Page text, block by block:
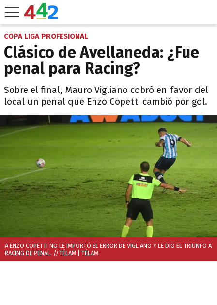
COPA LIGA PROFESIONAL
Clásico de Avellaneda: ¿Fue
penal para Racing?
Sobre el final, Mauro Vigliano cobró en favor del
local un penal que Enzo Copetti cambió por gol.
A ENZO COPETTI NO LE IMPORTÓ EL ERROR DE VIGLIANO Y LE DIO EL TRIUNFO A
RACING DE PENAL. //TÉLAM | TÉLAM